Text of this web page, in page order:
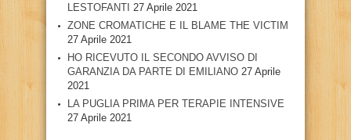
LESTOFANTI 27 Aprile 2021
ZONE CROMATICHE E IL BLAME THE VICTIM
27 Aprile 2021
HO RICEVUTO IL SECONDO AVVISO DI
GARANZIA DA PARTE DI EMILIANO 27 Aprile
2021
LA PUGLIA PRIMA PER TERAPIE INTENSIVE
27 Aprile 2021